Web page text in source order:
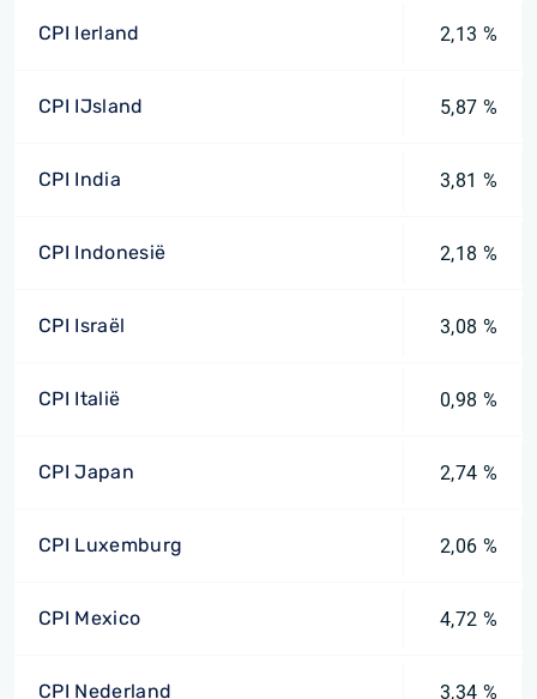
CPI Ierland 2,13 %
CPI IJsland 5,87 %
CPI India 3,81 %
CPI Indonesië 2,18 %
CPI Israël 3,08 %
CPI Italië 0,98 %
CPI Japan 2,74 %
CPI Luxemburg 2,06 %
CPI Mexico 4,72 %
CPI Nederland 3,34 %